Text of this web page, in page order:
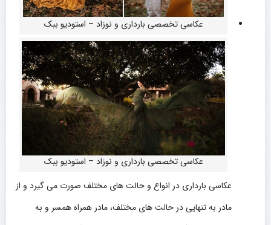
عکاسی تخصصی بارداری و نوزاد – استودیو ببک
عکاسی تخصصی بارداری و نوزاد – استودیو ببک
عکاسی بارداری در انواع و حالت های مختلف صورت می گیرد و از
مادر به تنهایی در حالت های مختلف، مادر همراه همسر و به